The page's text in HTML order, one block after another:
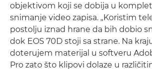
objektivom koji se dobija u
snimanje video zapisa. „Koristim
postolju iznad hrane da bih dobio
dok EOS 70D stoji sa strane. Na
doterujem materijal u softveru
Pro zato što klipovi dolaze u